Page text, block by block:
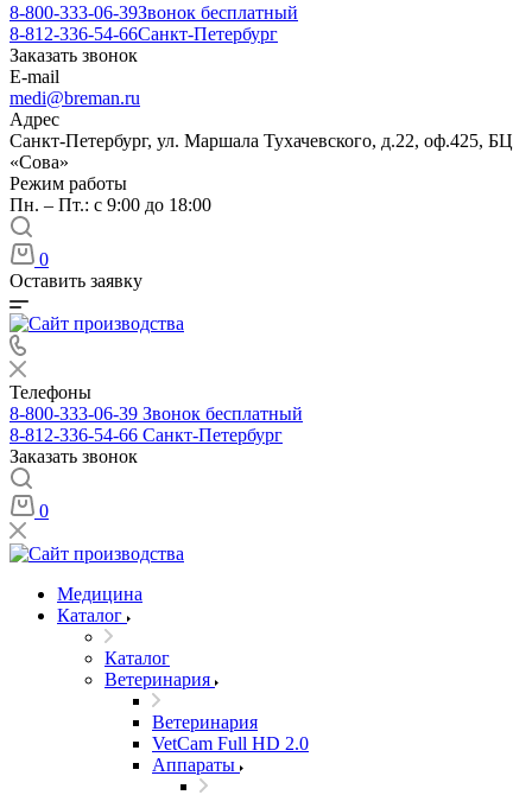
8-800-333-06-39Звонок бесплатный
8-812-336-54-66Санкт-Петербург
Заказать звонок
E-mail
medi@breman.ru
Адрес
Санкт-Петербург, ул. Маршала Тухачевского, д.22, оф.425, БЦ
«Сова»
Режим работы
Пн. – Пт.: с 9:00 до 18:00
0
Оставить заявку
Телефоны
8-800-333-06-39 Звонок бесплатный
8-812-336-54-66 Санкт-Петербург
Заказать звонок
0
Медицина
Каталог
Каталог
Ветеринария
Ветеринария
VetCam Full HD 2.0
Аппараты